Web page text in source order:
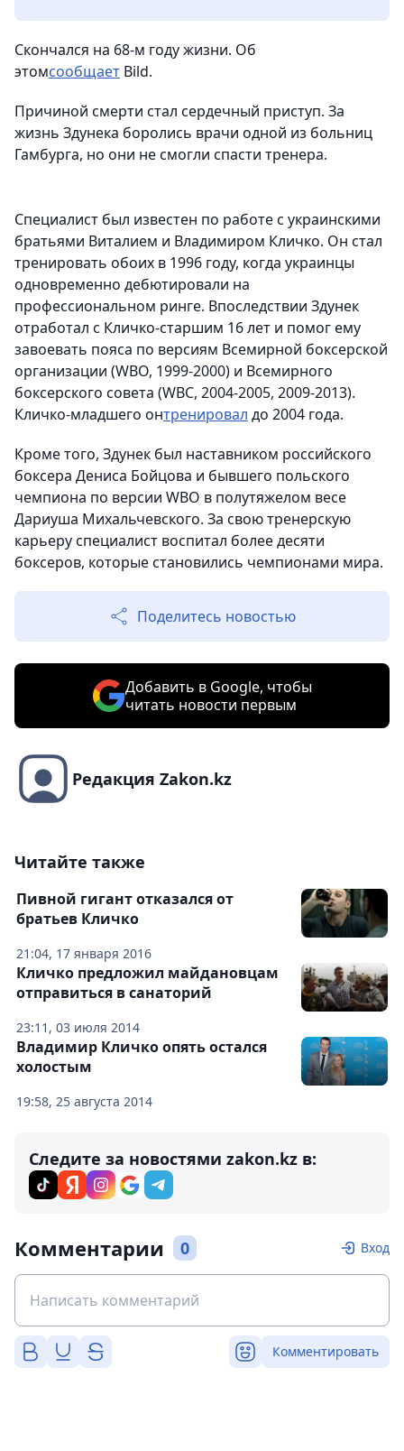
Скончался на 68-м году жизни. Об
этомсообщает Bild.
Причиной смерти стал сердечный приступ. За
жизнь Здунека боролись врачи одной из больниц
Гамбурга, но они не смогли спасти тренера.
Специалист был известен по работе с украинскими
братьями Виталием и Владимиром Кличко. Он стал
тренировать обоих в 1996 году, когда украинцы
одновременно дебютировали на
профессиональном ринге. Впоследствии Здунек
отработал с Кличко-старшим 16 лет и помог ему
завоевать пояса по версиям Всемирной боксерской
организации (WBO, 1999-2000) и Всемирного
боксерского совета (WBC, 2004-2005, 2009-2013).
Кличко-младшего онтренировал до 2004 года.
Кроме того, Здунек был наставником российского
боксера Дениса Бойцова и бывшего польского
чемпиона по версии WBO в полутяжелом весе
Дариуша Михальчевского. За свою тренерскую
карьеру специалист воспитал более десяти
боксеров, которые становились чемпионами мира.
Поделитесь новостью
Добавить в Google, чтобы
читать новости первым
Редакция Zakon.kz
Читайте также
21:04, 17 января 2016
Пивной гигант отказался от
братьев Кличко
23:11, 03 июля 2014
Кличко предложил майдановцам
отправиться в санаторий
19:58, 25 августа 2014
Владимир Кличко опять остался
холостым
Следите за новостями zakon.kz в:
Комментарии 0 Вход
Комментировать